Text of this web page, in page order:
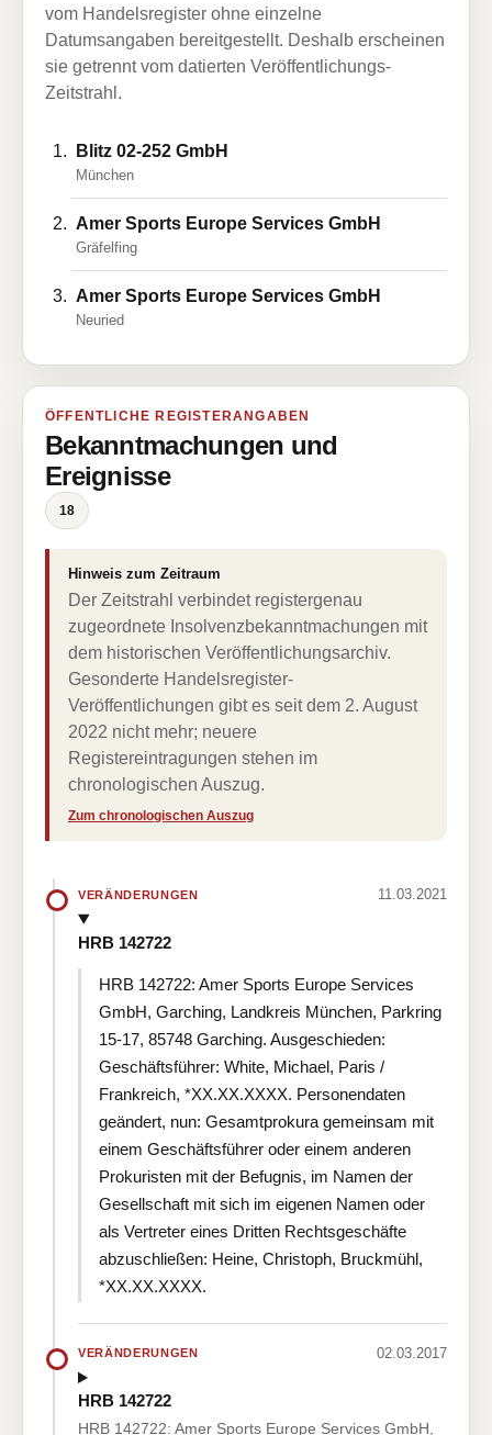
vom Handelsregister ohne einzelne
Datumsangaben bereitgestellt. Deshalb erscheinen
sie getrennt vom datierten Veröffentlichungs-
Zeitstrahl.
Blitz 02-252 GmbH
München
Amer Sports Europe Services GmbH
Gräfelfing
Amer Sports Europe Services GmbH
Neuried
ÖFFENTLICHE REGISTERANGABEN
Bekanntmachungen und
Ereignisse
18
Hinweis zum Zeitraum
Der Zeitstrahl verbindet registergenau
zugeordnete Insolvenzbekanntmachungen mit
dem historischen Veröffentlichungsarchiv.
Gesonderte Handelsregister-
Veröffentlichungen gibt es seit dem 2. August
2022 nicht mehr; neuere
Registereintragungen stehen im
chronologischen Auszug.
Zum chronologischen Auszug
VERÄNDERUNGEN 11.03.2021
HRB 142722
HRB 142722: Amer Sports Europe Services
GmbH, Garching, Landkreis München, Parkring
15-17, 85748 Garching. Ausgeschieden:
Geschäftsführer: White, Michael, Paris /
Frankreich, *XX.XX.XXXX. Personendaten
geändert, nun: Gesamtprokura gemeinsam mit
einem Geschäftsführer oder einem anderen
Prokuristen mit der Befugnis, im Namen der
Gesellschaft mit sich im eigenen Namen oder
als Vertreter eines Dritten Rechtsgeschäfte
abzuschließen: Heine, Christoph, Bruckmühl,
*XX.XX.XXXX.
VERÄNDERUNGEN 02.03.2017
HRB 142722
HRB 142722: Amer Sports Europe Services GmbH,